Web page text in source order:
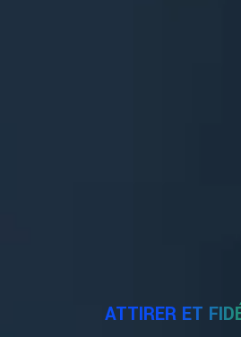
ATTIRER ET